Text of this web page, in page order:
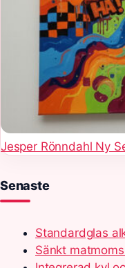
Jesper Rönndahl Ny
Senaste
Standardglas
Sänkt